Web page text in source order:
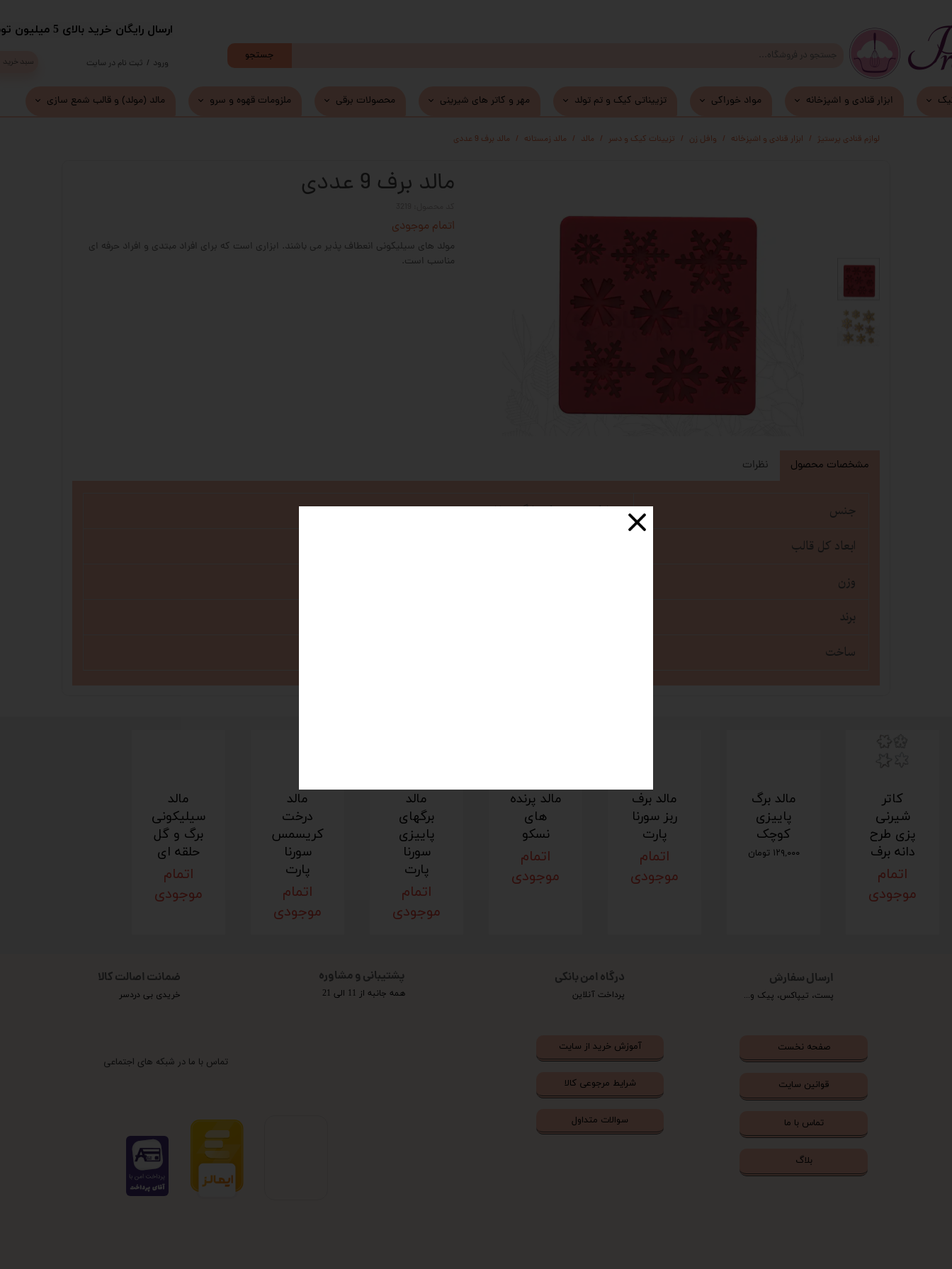
جستجو سبد خرید ورود / ثبت نام در سایت
حساب کاربری من
ابزار قنادی و اشپزخانه مواد خوراکی تزییناتی کیک و تم تولد مهر و کاتر های شیرینی محصولات برقی ملزومات قهوه و سرو مالد (مولد) و قالب شمع سازی
​ارسال رایگان خرید بالای 5 میلیون تومان با پست
لوازم قنادی پرستیژ ابزار قنادی و اشپزخانه وافل زن تزیینات کیک و دسر مالد مالد زمستانه مالد برف 9 عددی
مالد برف 9 عددی
اتمام موجودی
مولد های سیلیکونی انعطاف پذیر می باشند. ابزاری است که برای افراد مبتدی و افراد حرفه ای
مناسب است.
مشخصات محصول نظرات
جنس سیلیکون درجه یک با گرید غذایی
ابعاد کل قالب
وزن
برند
ساخت
کاتر
شیرنی
پزی طرح
دانه برف
اتمام
موجودی
مالد برگ
پاییزی
کوچک
۱۲۹,۰۰۰ تومان
مالد برف
ربز سورنا
پارت
اتمام
موجودی
مالد پرنده
های
نسکو
اتمام
موجودی
مالد
برگهای
پاییزی
سورنا
پارت
اتمام
موجودی
مالد
درخت
کریسمس
سورنا
پارت
اتمام
موجودی
مالد
سیلیکونی
برگ و گل
حلقه ای
اتمام
موجودی
ارسال سفارش
پست، تیپاکس، پیک و...
درگاه امن بانکی
پرداخت آنلاین
پشتیبانی و مشاوره
همه جانبه از 11 الی 21
ضمانت اصالت کالا
خریدی بی دردسر
تماس با ما در شبکه های اجتماعی
صفحه نخست
قوانین سایت
تماس با ما
بلاگ
آموزش خرید از سایت
شرایط مرجوعی کالا
سوالات متداول